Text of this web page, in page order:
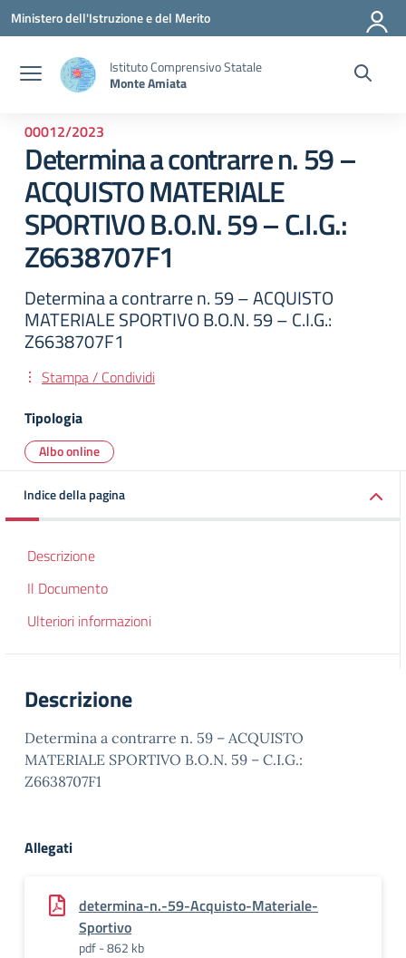
Vai ai contenuti
Vai al menu di navigazione
Vai al footer
Ministero dell'Istruzione e del Merito
Istituto Comprensivo Statale
Monte Amiata
00012/2023
Determina a contrarre n. 59 –
ACQUISTO MATERIALE
SPORTIVO B.O.N. 59 – C.I.G.:
Z6638707F1
Determina a contrarre n. 59 – ACQUISTO
MATERIALE SPORTIVO B.O.N. 59 – C.I.G.:
Z6638707F1
Stampa / Condividi
Tipologia
Albo online
Indice della pagina
Descrizione
Il Documento
Ulteriori informazioni
Descrizione
Determina a contrarre n. 59 – ACQUISTO
MATERIALE SPORTIVO B.O.N. 59 – C.I.G.:
Z6638707F1
Allegati
determina-n.-59-Acquisto-Materiale-
Sportivo
pdf - 862 kb